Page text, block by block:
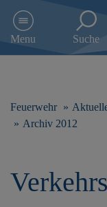
e
h
Menu Suche
Feuerwehr
Archiv 2012